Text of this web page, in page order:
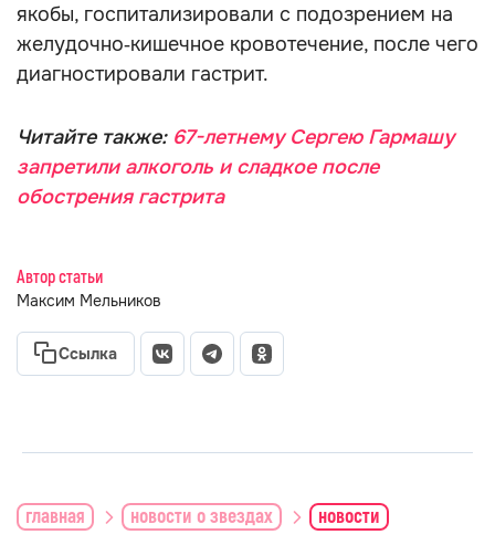
якобы, госпитализировали с подозрением на
желудочно‑кишечное кровотечение, после чего
диагностировали гастрит.
Читайте также: 67-летнему Сергею Гармашу
запретили алкоголь и сладкое после
обострения гастрита
Автор статьи
Максим Мельников
Ссылка
главная новости о звездах новости